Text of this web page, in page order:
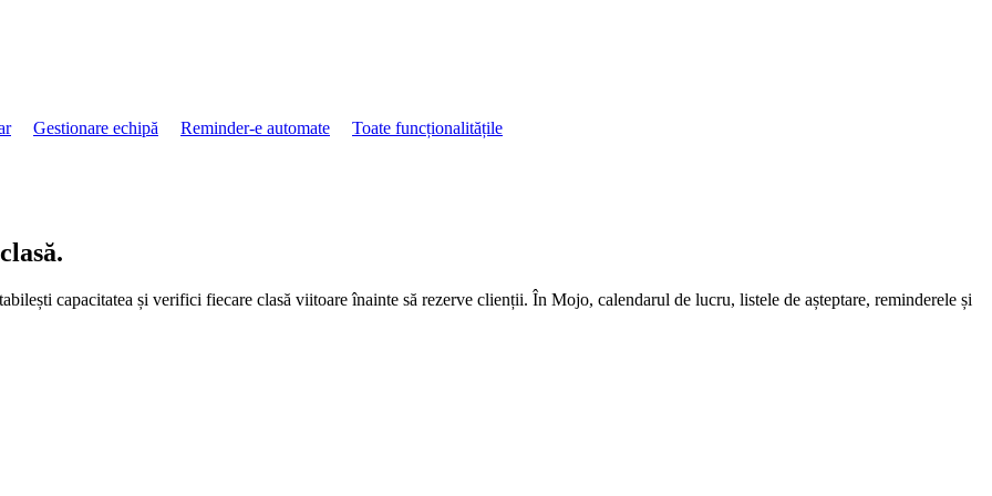
Gestionare echipă Reminder-e automate Toate funcționalitățile
capacitatea și verifici fiecare clasă viitoare înainte să rezerve clienții. În Mojo, calendarul de lucru, listele de așteptare, reminderele și